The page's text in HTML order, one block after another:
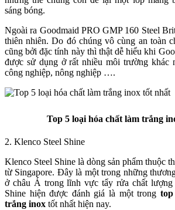
sáng bóng.
Ngoài ra Goodmaid PRO GMP 160 Steel
thiên nhiên. Do đó chúng vô cùng an toàn
cũng bởi đặc tính này thì thật dễ hiểu khi
được sử dụng ở rất nhiều môi trường khác
công nghiệp, nông nghiệp ….
Top 5 loại hóa chất làm trắng
2. Klenco Steel Shine
Klenco Steel Shine là dòng sản phẩm thuộc
từ Singapore. Đây là một trong những
ở châu Á trong lĩnh vực tẩy rửa chất lượng
Shine hiện được đánh giá là một trong
trắng inox tốt nhất hiện nay.